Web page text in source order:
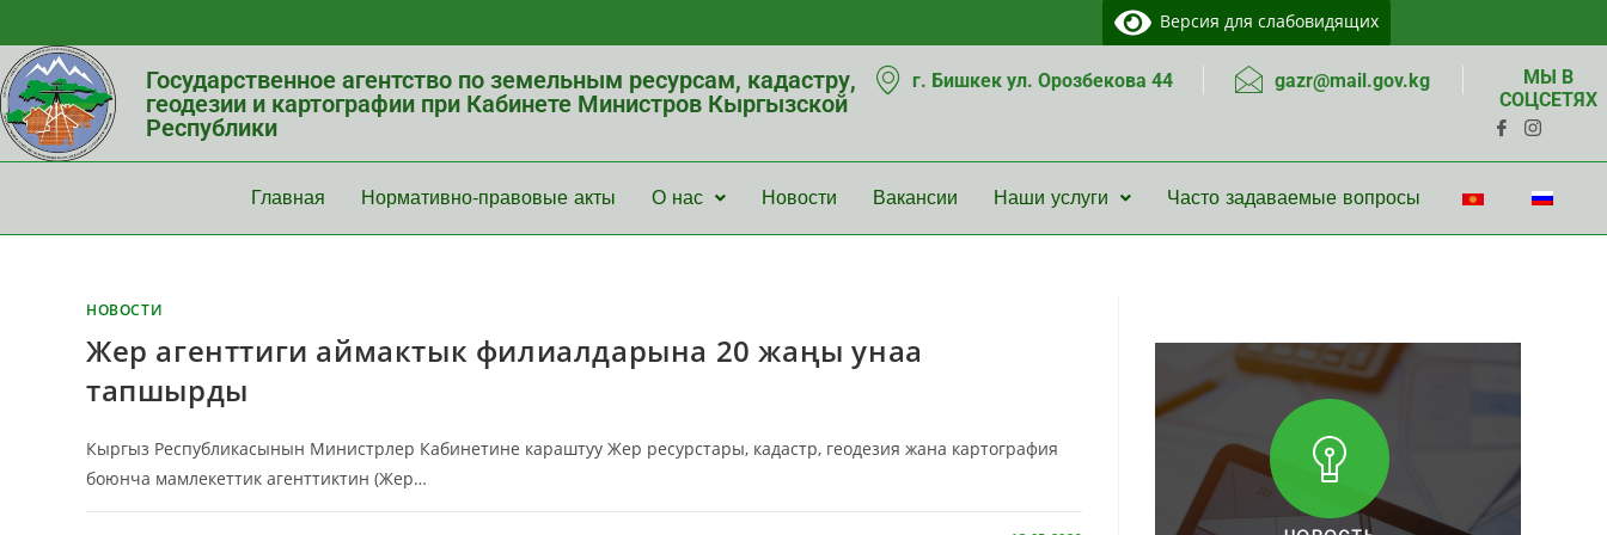
Версия для слабовидящих
Государственное агентство по земельным ресурсам, кадастру,
геодезии и картографии при Кабинете Министров Кыргызской
Республики
г. Бишкек ул. Орозбекова 44 gazr@mail.gov.kg
МЫ В
СОЦСЕТЯХ
Главная Нормативно-правовые акты О нас Новости Вакансии Наши услуги Часто задаваемые вопросы
НОВОСТИ
Жер агенттиги аймактык филиалдарына 20 жаңы унаа
тапшырды
Кыргыз Республикасынын Министрлер Кабинетине караштуу Жер ресурстары, кадастр, геодезия жана картография
боюнча мамлекеттик агенттиктин (Жер…